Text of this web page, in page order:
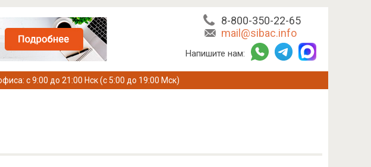
8-800-350-22-65
mail@sibac.info
Напишите нам:
с 9:00 до 21:00 Нск (с 5:00 до 19:00 Мск)